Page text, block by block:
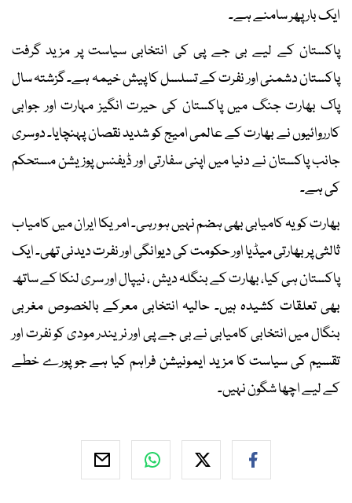
ایک بار پھر سامنے ہے۔
پاکستان کے لیے بی جے پی کی انتخابی سیاست پر مزید گرفت
پاکستان دشمنی اور نفرت کے تسلسل کا پیش خیمہ ہے۔ گزشتہ سال
پاک بھارت جنگ میں پاکستان کی حیرت انگیز مہارت اور جوابی
کارروائیوں نے بھارت کے عالمی امیج کو شدید نقصان پہنچایا۔ دوسری
جانب پاکستان نے دنیا میں اپنی سفارتی اور ڈیفنس پوزیشن مستحکم
کی ہے۔
بھارت کو یہ کامیابی بھی ہضم نہیں ہو رہی۔ امریکا ایران میں کامیاب
ثالثی پر بھارتی میڈیا اور حکومت کی دیوانگی اور نفرت دیدنی تھی۔ ایک
پاکستان ہی کیا، بھارت کے بنگلہ دیش ، نیپال اور سری لنکا کے ساتھ
بھی تعلقات کشیدہ ہیں۔ حالیہ انتخابی معرکے بالخصوص مغربی
بنگال میں انتخابی کامیابی نے بی جے پی اور نریندر مودی کو نفرت اور
تقسیم کی سیاست کا مزید ایمونیشن فراہم کیا ہے جو پورے خطے
کے لیے اچھا شگون نہیں۔